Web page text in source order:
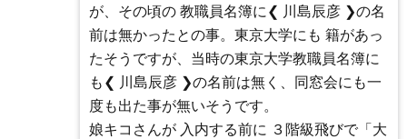
が、その頃の 教職員名簿に❮ 川島辰彦 ❯の名
前は無かったとの事。東京大学にも 籍があっ
たそうですが、当時の東京大学教職員名簿に
も❮ 川島辰彦 ❯の名前は無く、同窓会にも一
度も出た事が無いそうです。
娘キコさんが 入内する前に ３階級飛びで「大